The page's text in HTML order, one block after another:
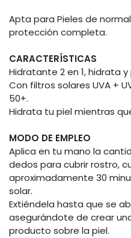
Apta para Pieles de
protección completa.
CARACTERÍSTICAS
Hidratante 2 en 1, hidrata
Con filtros solares UVA +
50+.
Hidrata tu piel mientras
MODO DE EMPLEO
Aplica en tu mano la
dedos para cubrir rostro,
aproximadamente 30
solar.
Extiéndela hasta que se
asegurándote de crear
producto sobre la piel.